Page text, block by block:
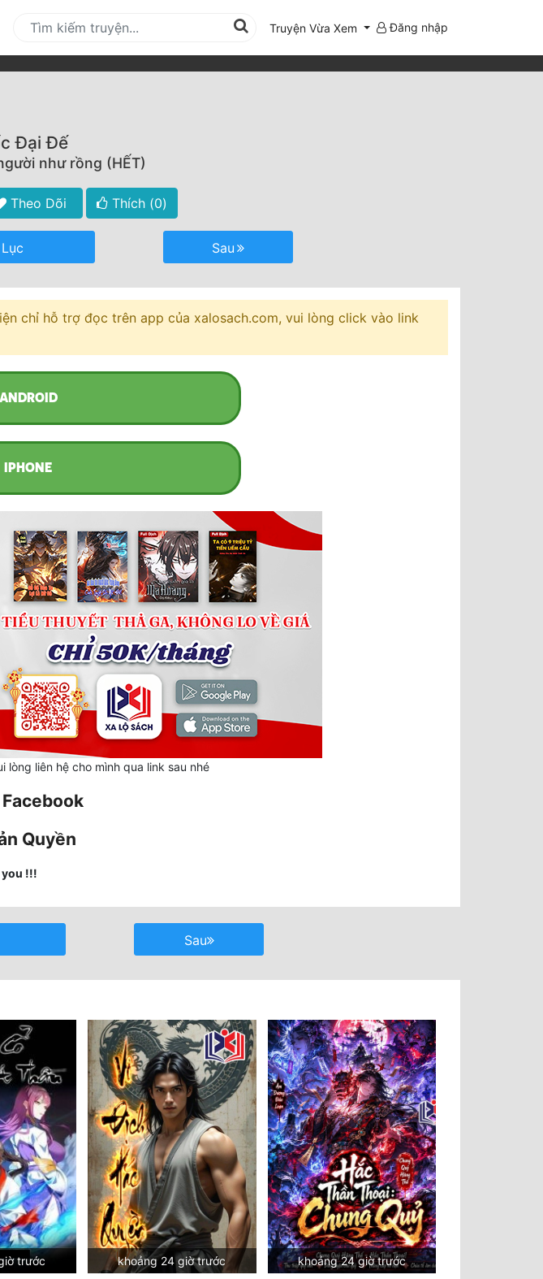
Truyện Vừa Xem Đăng nhập
Đại Đế
như rồng (HẾT)
Theo Dõi Thích (0)
Sau
chỉ hỗ trợ đọc trên app của xalosach.com, vui lòng click vào link
liên hệ cho mình qua link sau nhé
Quyền
!!!
Sau
trước
khoảng 24 giờ trước
khoảng 24 giờ trước